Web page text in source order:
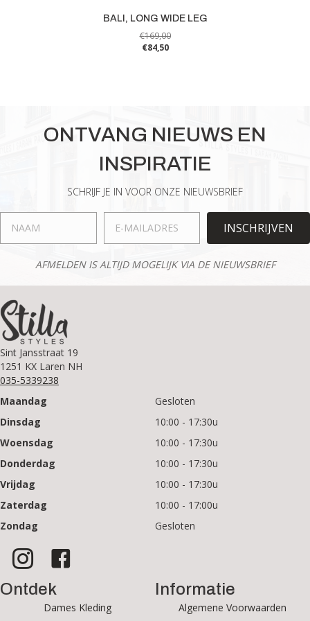
BALI, LONG WIDE LEG
€169,00
€84,50
Deze
kan
gekozen
worden
de
productpagina
ONTVANG NIEUWS EN
INSPIRATIE
SCHRIJF JE IN VOOR ONZE NIEUWSBRIEF
INSCHRIJVEN
AFMELDEN IS ALTIJD MOGELIJK VIA DE NIEUWSBRIEF
Sint Jansstraat 19
1251 KX Laren NH
035-5339238
Maandag
Gesloten
Dinsdag
10:00 - 17:30u
Woensdag
10:00 - 17:30u
Donderdag
10:00 - 17:30u
Vrijdag
10:00 - 17:30u
Zaterdag
10:00 - 17:00u
Zondag
Gesloten
Ontdek
Dames Kleding
Informatie
Algemene Voorwaarden